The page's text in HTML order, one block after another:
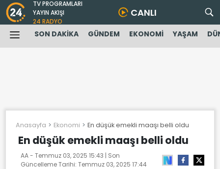
TV PROGRAMLARI
YAYIN AKIŞI
24 RADYO
CANLI
SON DAKİKA GÜNDEM EKONOMİ YAŞAM
Anasayfa Ekonomi En düşük emekli maaşı belli oldu
En düşük emekli maaşı belli oldu
AA - Temmuz 03, 2025 15:43 | Son
Güncelleme Tarihi: Temmuz 03, 2025 17:44